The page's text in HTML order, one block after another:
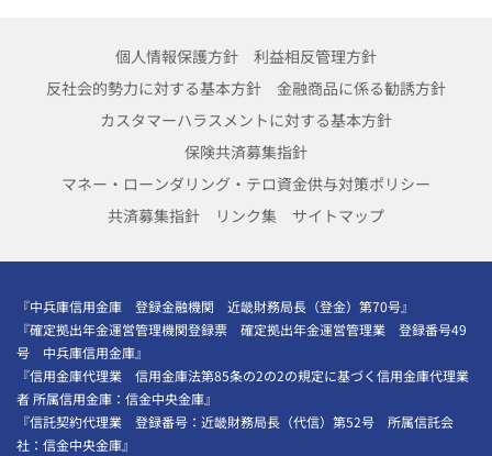
個人情報保護方針
利益相反管理方針
反社会的勢力に対する基本方針
金融商品に係る勧誘方針
カスタマーハラスメントに対する基本方針
保険共済募集指針
マネー・ローンダリング・テロ資金供与対策ポリシー
共済募集指針
リンク集 サイトマップ
『中兵庫信用金庫 登録金融機関 近畿財務局長（登金）第70号』
『確定拠出年金運営管理機関登録票 確定拠出年金運営管理業 登録番号49
号 中兵庫信用金庫』
『信用金庫代理業 信用金庫法第85条の2の2の規定に基づく信用金庫代理業
者 所属信用金庫：信金中央金庫』
『信託契約代理業 登録番号：近畿財務局長（代信）第52号 所属信託会
社：信金中央金庫』